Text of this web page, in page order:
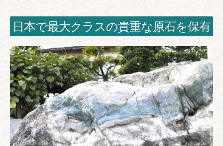
日本で最大クラスの貴重な原石を保有